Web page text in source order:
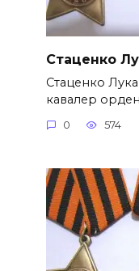
Стаценко
Стаценко
кавалер
0 574